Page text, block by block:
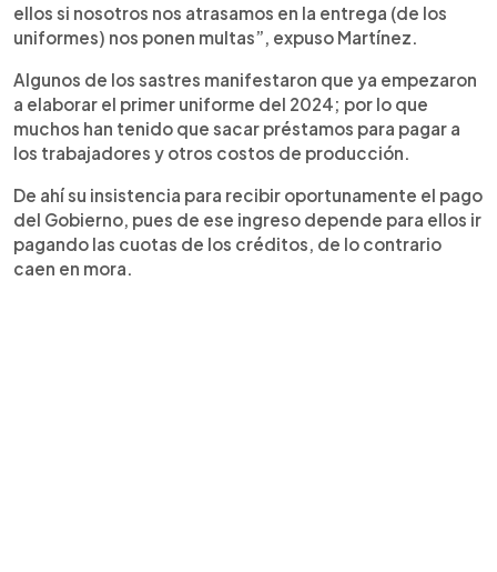
ellos si nosotros nos atrasamos en la entrega (de los
uniformes) nos ponen multas”, expuso Martínez.
Algunos de los sastres manifestaron que ya empezaron
a elaborar el primer uniforme del 2024; por lo que
muchos han tenido que sacar préstamos para pagar a
los trabajadores y otros costos de producción.
De ahí su insistencia para recibir oportunamente el pago
del Gobierno, pues de ese ingreso depende para ellos ir
pagando las cuotas de los créditos, de lo contrario
caen en mora.